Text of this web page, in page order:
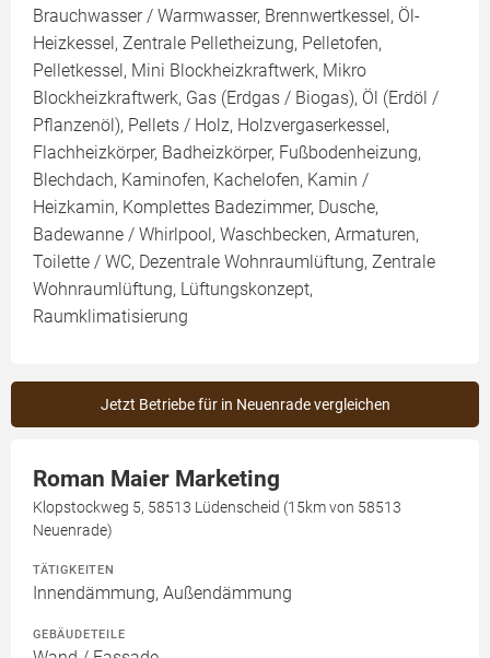
Brauchwasser / Warmwasser, Brennwertkessel, Öl-
Heizkessel, Zentrale Pelletheizung, Pelletofen,
Pelletkessel, Mini Blockheizkraftwerk, Mikro
Blockheizkraftwerk, Gas (Erdgas / Biogas), Öl (Erdöl /
Pflanzenöl), Pellets / Holz, Holzvergaserkessel,
Flachheizkörper, Badheizkörper, Fußbodenheizung,
Blechdach, Kaminofen, Kachelofen, Kamin /
Heizkamin, Komplettes Badezimmer, Dusche,
Badewanne / Whirlpool, Waschbecken, Armaturen,
Toilette / WC, Dezentrale Wohnraumlüftung, Zentrale
Wohnraumlüftung, Lüftungskonzept,
Raumklimatisierung
Jetzt Betriebe für in Neuenrade vergleichen
Roman Maier Marketing
Klopstockweg 5, 58513 Lüdenscheid (15km von 58513
Neuenrade)
TÄTIGKEITEN
Innendämmung, Außendämmung
GEBÄUDETEILE